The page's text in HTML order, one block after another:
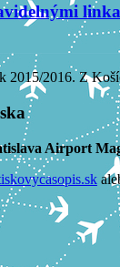
2016. Z
Airport